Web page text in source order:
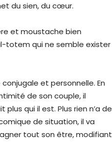
du sien, du cœur.
et moustache bien
totem qui ne semble exister
et personnelle. En
de son couple, il
qui il est. Plus rien n’a de
de situation, il va
tout son être, modifiant